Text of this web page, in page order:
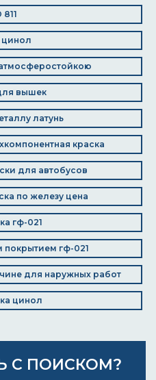
цинол
атмосферостойкою
вышек
латунь
краска
для автобусов
по железу цена
гф-021
покрытием гф-021
для наружных работ
цинол
С ПОИСКОМ?